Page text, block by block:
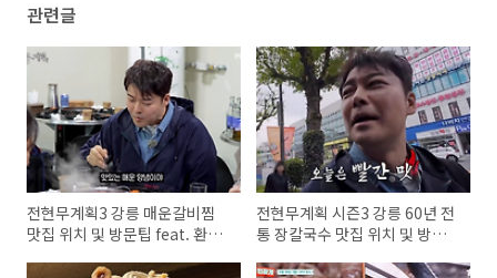
관련글
전현무계획3 강릉 매운갈비찜
맛집 위치 및 방문팁 feat. 환희
전현무계획 시즌3 강릉 60년 전
통 장칼국수 맛집 위치 및 방문